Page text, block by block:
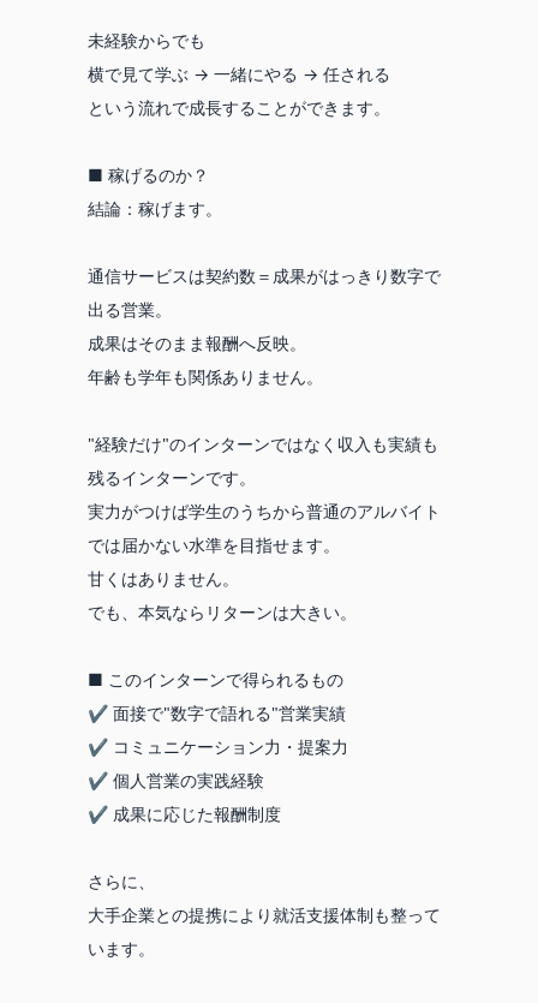
未経験からでも
横で見て学ぶ → 一緒にやる → 任される
という流れで成長することができます。
■ 稼げるのか？
結論：稼げます。
通信サービスは契約数＝成果がはっきり数字で
出る営業。
成果はそのまま報酬へ反映。
年齢も学年も関係ありません。
"経験だけ"のインターンではなく収入も実績も
残るインターンです。
実力がつけば学生のうちから普通のアルバイト
では届かない水準を目指せます。
甘くはありません。
でも、本気ならリターンは大きい。
■ このインターンで得られるもの
✔ 面接で"数字で語れる"営業実績
✔ コミュニケーション力・提案力
✔ 個人営業の実践経験
✔ 成果に応じた報酬制度
さらに、
大手企業との提携により就活支援体制も整って
います。